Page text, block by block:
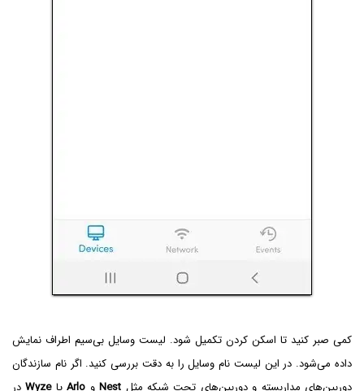
کمی صبر کنید تا اسکن کردن تکمیل شود. لیست وسایل بی‌سیم اطراف نمایش
داده می‌شود. در این لیست نام وسایل را به دقت بررسی کنید. اگر نام سازندگان
دوربین‌های مداربسته و دوربین‌های تحت شبکه مثل Nestو ArloیاWyzeدر